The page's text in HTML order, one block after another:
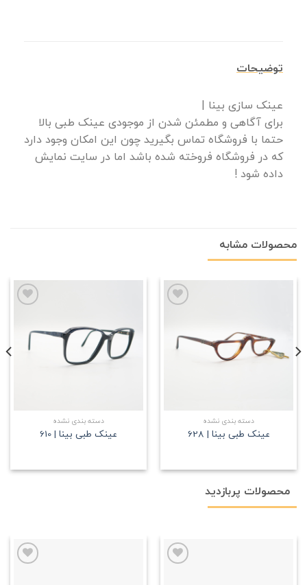
توضیحات
عینک سازی بینا |
برای آگاهی و مطمئن شدن از موجودی عینک طبی بالا
حتما با فروشگاه تماس بگیرید چون این امکان وجود دارد
که در فروشگاه فروخته شده باشد اما در سایت نمایش
داده شود !
محصولات مشابه
مندی
دسته بندی نشده
عینک طبی بینا | 628
علاقه
مندی
دسته بندی نشده
عینک طبی بینا | 610
محصولات پربازدید